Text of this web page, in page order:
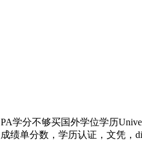
学分不够买国外学位学历
单分数，学历认证，文凭，